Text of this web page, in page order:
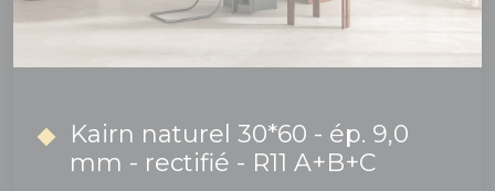
Kairn naturel 30*60 - ép. 9,0
mm - rectifié - R11 A+B+C